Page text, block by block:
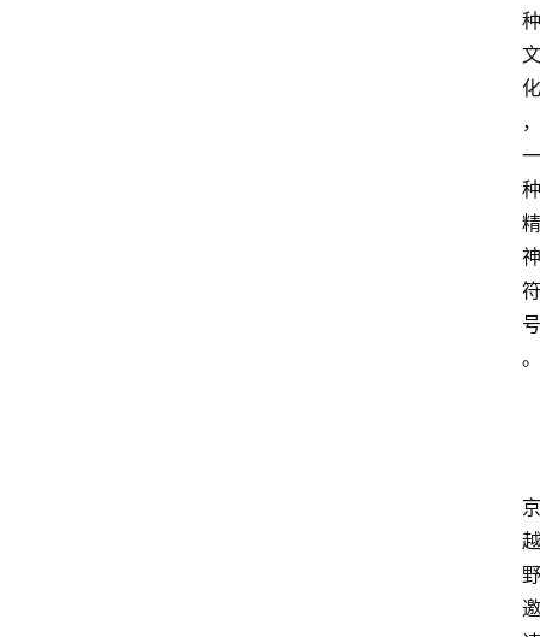
种
文
化
，
一
种
精
神
符
号
。
京
越
野
邀